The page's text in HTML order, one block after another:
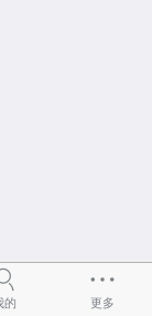
的 更多